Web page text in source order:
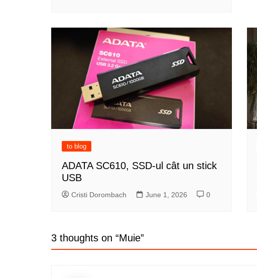
to blog
ADATA SC610, SSD-ul cât un stick
USB
Cristi Dorombach June 1, 2026 0
3 thoughts on “Muie”